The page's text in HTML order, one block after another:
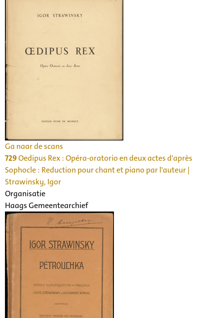
Ga naar de scans
729Oedipus Rex : Opéra-oratorio en deux actes d'après
Sophocle : Reduction pour chant et piano par l'auteur |
Strawinsky, Igor
Organisatie
Haags Gemeentearchief